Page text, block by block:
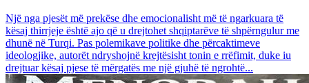
Një nga pjesët më prekëse dhe emocionalisht më të ngarkuara të
kësaj thirrjeje është ajo që u drejtohet shqiptarëve të shpërngulur me
dhunë në Turqi. Pas polemikave politike dhe përcaktimeve
ideologjike, autorët ndryshojnë krejtësisht tonin e rrëfimit, duke iu
drejtuar kësaj pjese të mërgatës me një gjuhë të ngrohtë...